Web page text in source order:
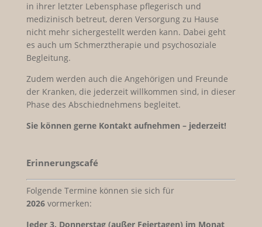
in ihrer letzter Lebensphase pflegerisch und
medizinisch betreut, deren Versorgung zu Hause
nicht mehr sichergestellt werden kann. Dabei geht
es auch um Schmerztherapie und psychosoziale
Begleitung.
Zudem werden auch die Angehörigen und Freunde
der Kranken, die jederzeit willkommen sind, in dieser
Phase des Abschiednehmens begleitet.
Sie können gerne Kontakt aufnehmen – jederzeit!
Erinnerungscafé
Folgende Termine können sie sich für
2026vormerken:
Jeder 3. Donnerstag (außer Feiertagen) im Monat